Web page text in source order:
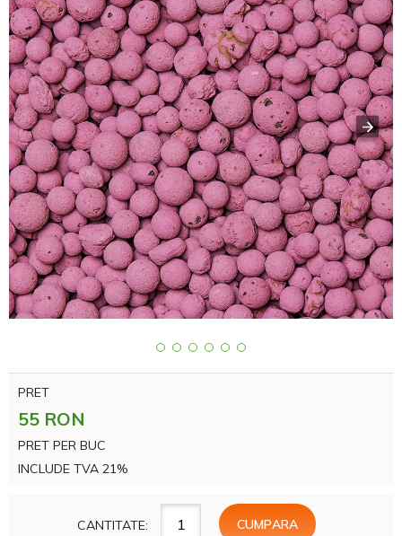
PRET
55 RON
PRET PER BUC
INCLUDE TVA 21%
CANTITATE: